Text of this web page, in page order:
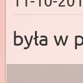
była w